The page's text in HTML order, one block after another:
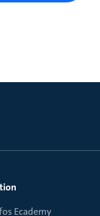
Ecademy